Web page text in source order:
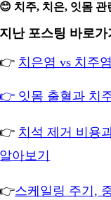
😊 치주, 치은, 잇몸 관
지난 포스팅 바로가
👉 치은염 vs 치주
👉 잇몸 출혈과 치
👉 치석 제거 비용
알아보기
👉스케일링 주기,